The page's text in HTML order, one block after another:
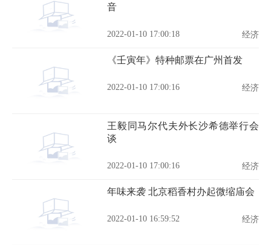
音
2022-01-10 17:00:18 经济
《壬寅年》特种邮票在广州首发
2022-01-10 17:00:16 经济
王毅同马尔代夫外长沙希德举行会
谈
2022-01-10 17:00:16 经济
年味来袭 北京稻香村办起微缩庙会
2022-01-10 16:59:52 经济